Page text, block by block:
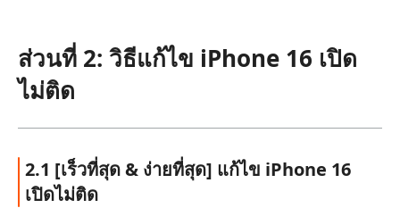
ส่วนที่ 2: วิธีแก้ไข iPhone 16 เปิด
ไม่ติด
2.1 [เร็วที่สุด & ง่ายที่สุด] แก้ไข iPhone 16
เปิดไม่ติด